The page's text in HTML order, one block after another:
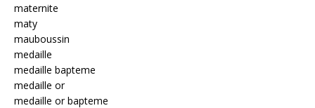
maternite
maty
mauboussin
medaille
medaille bapteme
medaille or
medaille or bapteme